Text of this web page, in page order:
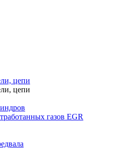
цепи
цепи
газов EGR